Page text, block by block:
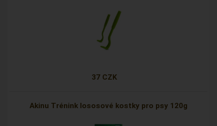
37 CZK
Akinu Trénink lososové kostky pro psy 120g